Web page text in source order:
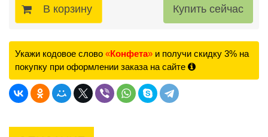
В корзину
Укажи кодовое слово «Конфета» и получи скидку 3% на
покупку при оформлении заказа на сайте